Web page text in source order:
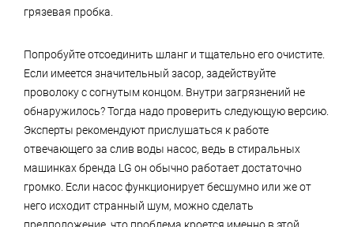
грязевая пробка.
Попробуйте отсоединить шланг и тщательно его очистите.
Если имеется значительный засор, задействуйте
проволоку с согнутым концом. Внутри загрязнений не
обнаружилось? Тогда надо проверить следующую версию.
Эксперты рекомендуют прислушаться к работе
отвечающего за слив воды насос, ведь в стиральных
машинках бренда LG он обычно работает достаточно
громко. Если насос функционирует бесшумно или же от
него исходит странный шум, можно сделать
предположение, что проблема кроется именно в этой